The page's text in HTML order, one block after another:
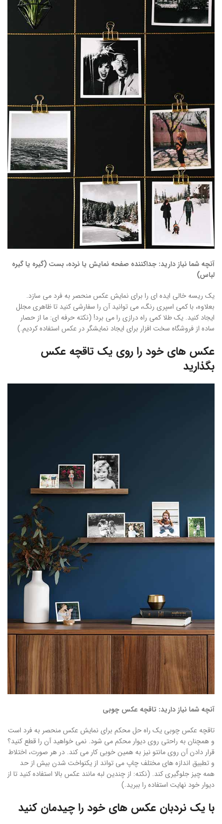
آنچه شما نیاز دارید: جداکننده صفحه نمایش یا نرده، بست (گیره یا گیره
لباس)
یک ریسه خالی ایده ای را برای نمایش عکس منحصر به فرد می سازد.
بعلاوه، با کمی اسپری رنگ، می توانید آن را سفارشی کنید تا ظاهری مجلل
ایجاد کنید. یک طلا کمی راه درازی را می برد! (نکته حرفه ای: ما از حصار
ساده از فروشگاه سخت افزار برای ایجاد نمایشگر در عکس استفاده کردیم.)
عکس های خود را روی یک تاقچه عکس
بگذارید
آنچه شما نیاز دارید: تاقچه عکس چوبی
تاقچه عکس چوبی یک راه حل محکم برای نمایش عکس منحصر به فرد است
و همچنان به راحتی روی دیوار محکم می شود. نمی خواهید آن را قطع کنید؟
قرار دادن آن روی مانتو نیز به همین خوبی کار می کند. در هر صورت، اختلاط
و تطبیق اندازه های مختلف چاپ می تواند از یکنواخت شدن بیش از حد
همه چیز جلوگیری کند. (نکته: از چندین لبه مانند عکس بالا استفاده کنید تا از
دیوار خود نهایت استفاده را ببرید.)
با یک نردبان عکس های خود را چیدمان کنید